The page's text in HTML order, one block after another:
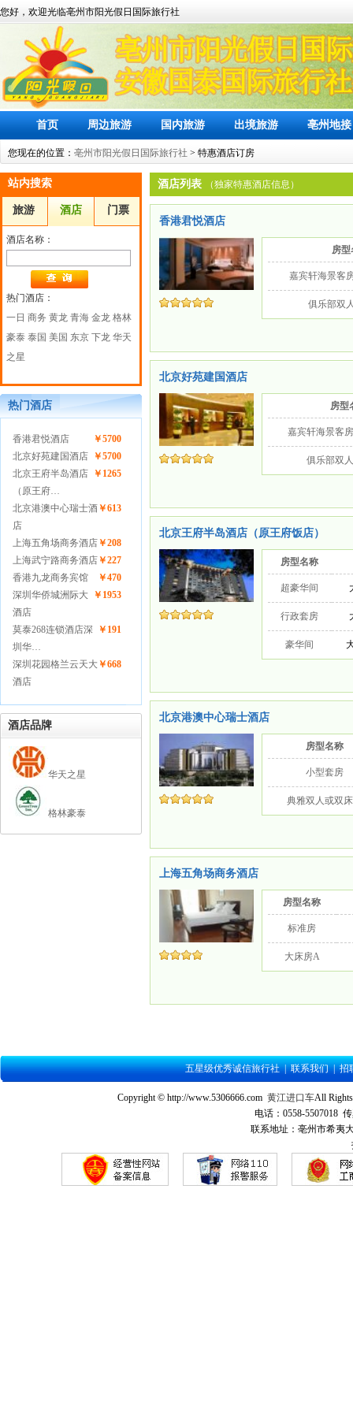
您好，欢迎光临亳州市阳光假日国际旅行社
首页 周边旅游 国内旅游 出境旅游 亳州地接
您现在的位置： 亳州市阳光假日国际旅行社 > 特惠酒店订房
站内搜索
旅游 酒店 门票
酒店名称：
热门酒店：
一日 商务 黄龙 青海 金龙 格林
豪泰 泰国 美国 东京 下龙 华天
之星
热门酒店
￥5700
香港君悦酒店
￥5700
北京好苑建国酒店
￥1265
北京王府半岛酒店
（原王府…
￥613
北京港澳中心瑞士酒
店
￥208
上海五角场商务酒店
￥227
上海武宁路商务酒店
￥470
香港九龙商务宾馆
￥1953
深圳华侨城洲际大
酒店
￥191
莫泰268连锁酒店深
圳华…
￥668
深圳花园格兰云天大
酒店
酒店品牌
华天之星
格林豪泰
酒店列表 （独家特惠酒店信息）
香港君悦酒店
房型
嘉宾轩海景客
俱乐部双
北京好苑建国酒店
房型
嘉宾轩海景客
俱乐部双
北京王府半岛酒店（原王府饭店）
房型名称
超豪华间
行政套房
豪华间
北京港澳中心瑞士酒店
房型名称
小型套房
典雅双人或双
上海五角场商务酒店
房型名称
标准房
大床房A
五星级优秀诚信旅行社|联系我们|招
Copyright © http://www.5306666.com 黄江进口车All
电话：0558-5507018
联系地址：亳州市希夷